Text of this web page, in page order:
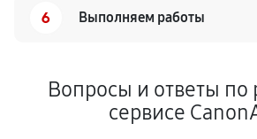
6 Выполняем работы
Вопросы и ответы по
сервисе